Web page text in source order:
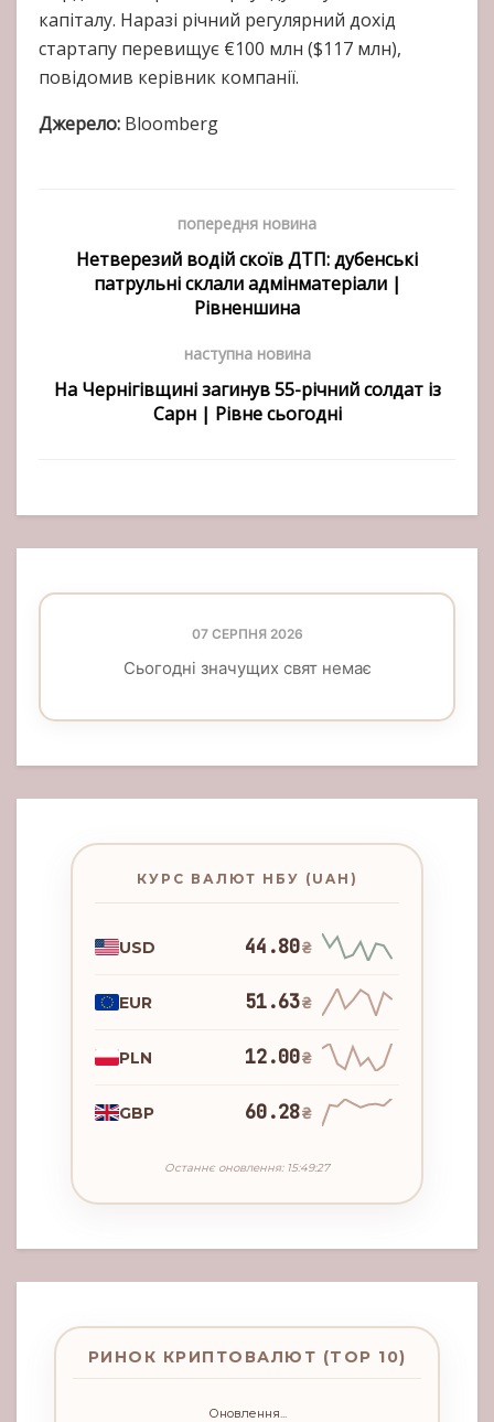
капіталу. Наразі річний регулярний дохід
стартапу перевищує €100 млн ($117 млн),
повідомив керівник компанії.
Джерело: Bloomberg
попередня новина
Нетверезий водій скоїв ДТП: дубенські
патрульні склали адмінматеріали |
Рівненшина
наступна новина
На Чернігівщині загинув 55-річний солдат із
Сарн | Рівне сьогодні
07 СЕРПНЯ 2026
Сьогодні значущих свят немає
КУРС ВАЛЮТ НБУ (UAH)
USD 44.80₴
EUR 51.63₴
PLN 12.00₴
GBP 60.28₴
Останнє оновлення: 15:49:27
РИНОК КРИПТОВАЛЮТ (TOP 10)
Оновлення...